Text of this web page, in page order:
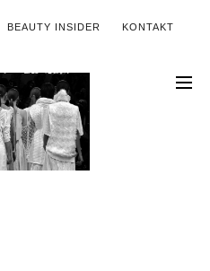
BEAUTY INSIDER KONTAKT